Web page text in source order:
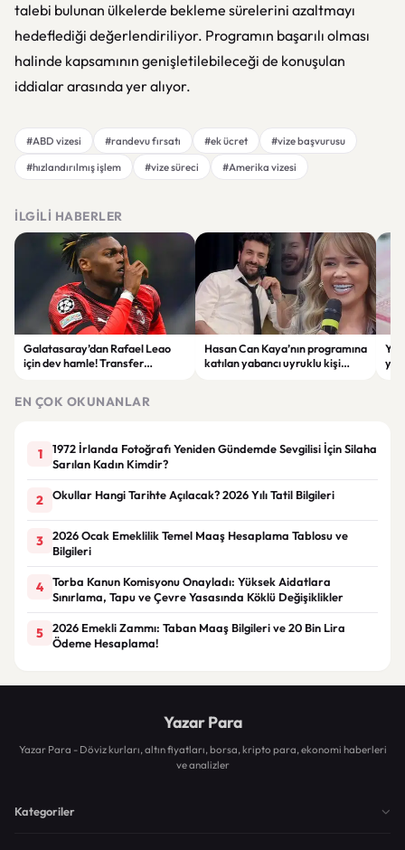
talebi bulunan ülkelerde bekleme sürelerini azaltmayı
hedeflediği değerlendiriliyor. Programın başarılı olması
halinde kapsamının genişletilebileceği de konuşulan
iddialar arasında yer alıyor.
#ABD vizesi #randevu fırsatı #ek ücret
#vize başvurusu
#hızlandırılmış işlem
#vize süreci #Amerika vizesi
İLGILI HABERLER
Galatasaray’dan Rafael Leao
için dev hamle! Transfer
Hasan Can Kaya’nın programına
katılan yabancı uyruklu kişi
EN ÇOK OKUNANLAR
1
1972 İrlanda Fotoğrafı Yeniden Gündemde Sevgilisi İçin Silaha
Sarılan Kadın Kimdir?
2 Okullar Hangi Tarihte Açılacak? 2026 Yılı Tatil Bilgileri
3
2026 Ocak Emeklilik Temel Maaş Hesaplama Tablosu ve
Bilgileri
4
Torba Kanun Komisyonu Onayladı: Yüksek Aidatlara
Sınırlama, Tapu ve Çevre Yasasında Köklü Değişiklikler
5
2026 Emekli Zammı: Taban Maaş Bilgileri ve 20 Bin Lira
Ödeme Hesaplama!
Yazar Para
Yazar Para - Döviz kurları, altın fiyatları, borsa, kripto para, ekonomi haberleri
ve analizler
Kategoriler